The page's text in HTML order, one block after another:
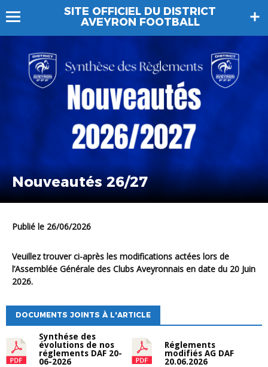
SITE OFFICIEL DU DISTRICT
AVEYRON FOOTBALL
Nouveautés 26/27
Publié le 26/06/2026
Veuillez trouver ci-après les modifications actées lors de
l’Assemblée Générale des Clubs Aveyronnais en date du 20 Juin
2026.
DOCUMENTS JOINTS À L'ARTICLE
Synthése des
évolutions de nos
réglements DAF 20-
06-2026
Réglements
modifiés AG DAF
20.06.2026